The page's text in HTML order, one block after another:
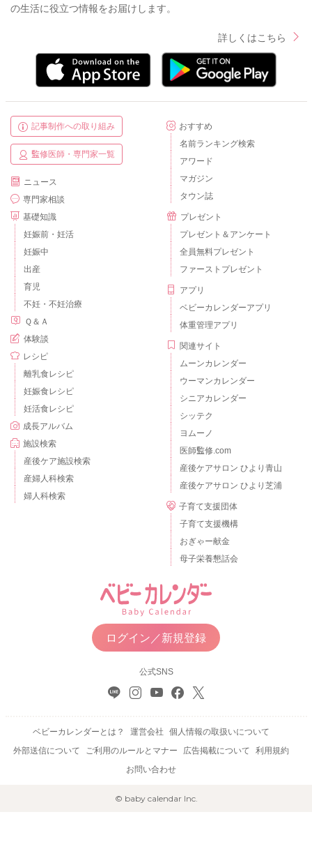
の生活に役立つ情報をお届けします。
詳しくはこちら
記事制作への取り組み
監修医師・専門家一覧
ニュース
専門家相談
基礎知識
妊娠前・妊活
妊娠中
出産
育児
不妊・不妊治療
Ｑ＆Ａ
体験談
レシピ
離乳食レシピ
妊娠食レシピ
妊活食レシピ
成長アルバム
施設検索
産後ケア施設検索
産婦人科検索
婦人科検索
おすすめ
名前ランキング検索
アワード
マガジン
タウン誌
プレゼント
プレゼント＆アンケート
全員無料プレゼント
ファーストプレゼント
アプリ
ベビーカレンダーアプリ
体重管理アプリ
関連サイト
ムーンカレンダー
ウーマンカレンダー
シニアカレンダー
シッテク
ヨムーノ
医師監修.com
産後ケアサロン ひより青山
産後ケアサロン ひより芝浦
子育て支援団体
子育て支援機構
おぎゃー献金
母子栄養懇話会
ログイン／新規登録
公式SNS
ベビーカレンダーとは？ 運営会社
個人情報の取扱いについて
外部送信について
ご利用のルールとマナー 広告掲載について
利用規約
お問い合わせ
© baby calendar Inc.